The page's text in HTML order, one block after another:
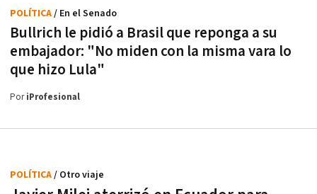
Bullrich le pidió a Brasil que reponga a su
embajador: "No miden con la misma vara lo
que hizo Lula"
POLÍTICA/ En el Senado
PoriProfesional
POLÍTICA/ Otro viaje